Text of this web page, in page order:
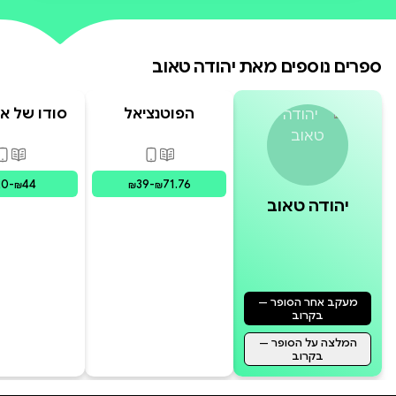
ספרים נוספים מאת יהודה טאוב
יהודה טאוב
מעקב אחר הסופר —
בקרוב
המלצה על הסופר —
בקרוב
הפוטנציאל
פורמטים זמינים
מודפס,
₪39-₪71.76
סודו של
-₪44